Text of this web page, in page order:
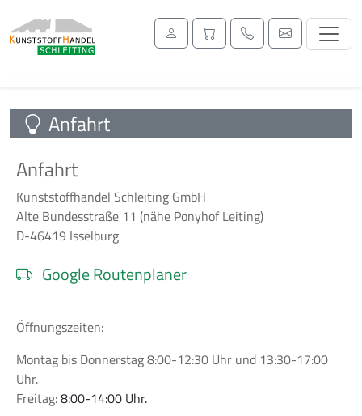
Anfahrt
Anfahrt
Kunststoffhandel Schleiting GmbH
Alte Bundesstraße 11 (nähe Ponyhof Leiting)
D-46419 Isselburg
Google Routenplaner
Öffnungszeiten:
Montag bis Donnerstag 8:00-12:30 Uhr und 13:30-17:00
Uhr.
Freitag:8:00-14:00 Uhr.